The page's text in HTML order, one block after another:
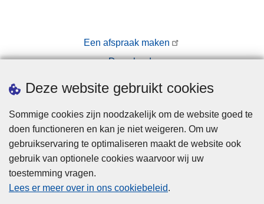
Deze website gebruikt cookies
Sommige cookies zijn noodzakelijk om de website goed te
doen functioneren en kan je niet weigeren. Om uw
gebruikservaring te optimaliseren maakt de website ook
gebruik van optionele cookies waarvoor wij uw
toestemming vragen.
Lees er meer over in ons cookiebeleid.
Een afspraak maken
Downloads
Pers
Privacy